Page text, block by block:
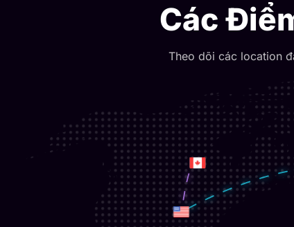
Các
Theo dõi các location